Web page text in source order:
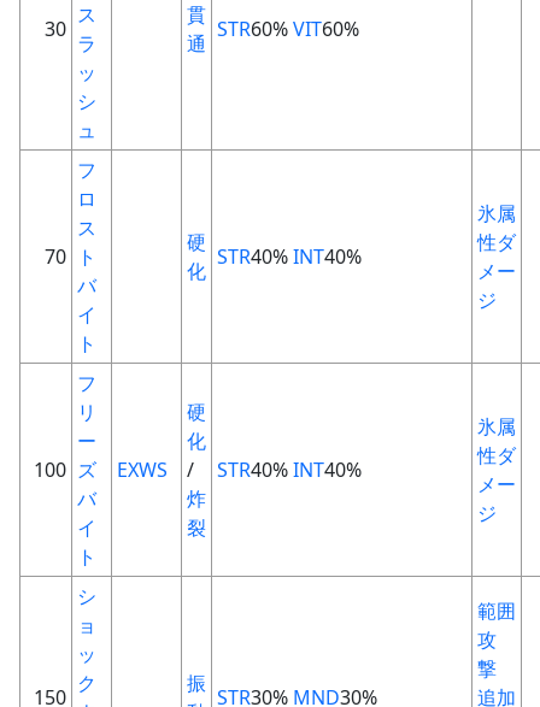
30
ス
ラ
ッ
シ
ュ
貫
通
STR60%VIT60%
70
フ
ロ
ス
ト
バ
イ
ト
硬
化
STR40%INT40%
氷属
性ダ
メー
ジ
100
フ
リ
ー
ズ
バ
イ
ト
EXWS
硬
化
/
炸
裂
STR40%INT40%
氷属
性ダ
メー
ジ
150
シ
ョ
ッ
ク
振
STR30% MND30%
範囲
攻
撃
追加